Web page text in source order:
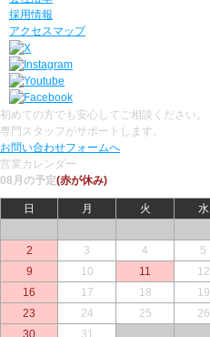
採用情報
アクセスマップ
初めての方でも安心してご相談ください。
専門スタッフがサポートします。
お問い合わせフォームへ
営業カレンダー
08月の予定(赤が休み)
日 月 火 水
2
3 4 5
9
10 11 12
16
17 18 19
23
24 25 26